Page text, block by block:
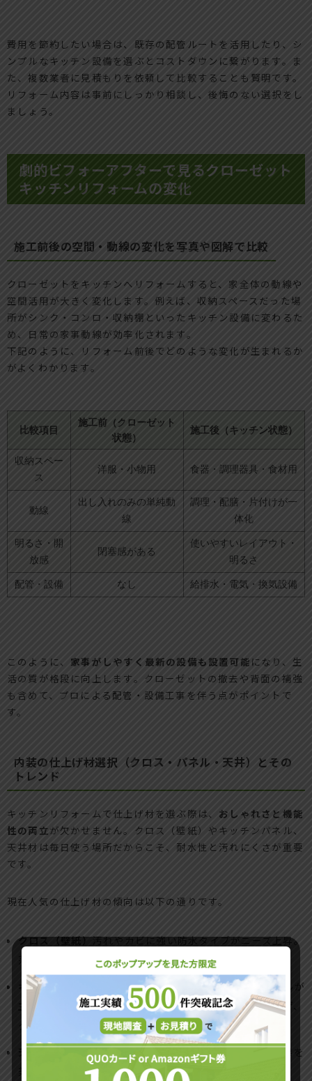
費用を節約したい場合は、既存の配管ルートを活用したり、シ
ンプルなキッチン設備を選ぶとコストダウンに繋がります。ま
た、複数業者に見積もりを依頼して比較することも賢明です。
リフォーム内容は事前にしっかり相談し、後悔のない選択をし
ましょう。
劇的ビフォーアフターで見るクローゼット
キッチンリフォームの変化
施工前後の空間・動線の変化を写真や図解で比較
クローゼットをキッチンへリフォームすると、家全体の動線や
空間活用が大きく変化します。例えば、収納スペースだった場
所がシンク・コンロ・収納棚といったキッチン設備に変わるた
め、日常の家事動線が効率化されます。
下記のように、リフォーム前後でどのような変化が生まれるか
がよくわかります。
比較項目
施工前（クローゼット
状態）
施工後（キッチン状態）
収納スペー
ス
洋服・小物用 食器・調理器具・食材用
動線
出し入れのみの単純動
線
調理・配膳・片付けが一
体化
明るさ・開
放感
閉塞感がある
使いやすいレイアウト・
明るさ
配管・設備 なし 給排水・電気・換気設備
このように、 家事がしやすく最新の設備も設置可能 になり、生
活の質が格段に向上します。クローゼットの撤去や背面の補強
も含めて、プロによる配管・設備工事を伴う点がポイントで
す。
内装の仕上げ材選択（クロス・パネル・天井）とその
トレンド
キッチンリフォームで仕上げ材を選ぶ際は、 おしゃれさと機能
性の両立が欠かせません。クロス（壁紙）やキッチンパネル、
天井材は毎日使う場所だからこそ、耐水性と汚れにくさが重要
です。
現在人気の仕上げ材の傾向は以下の通りです。
クロス（壁紙）汚れやカビに強い防水タイプがニーズ上昇。
落ち着いたグレージュや木目調も人気です。
キッチンパネル
油汚れや水はねを簡単にふける樹脂パネルが
主流。デザインも豊富で、光沢のあるものやマット仕上げ、
タイル調など選択肢が広がっています。
天井材白をベースにした明るいカラーや、防音・断熱効果を
兼ね備えたボードが採用されています。